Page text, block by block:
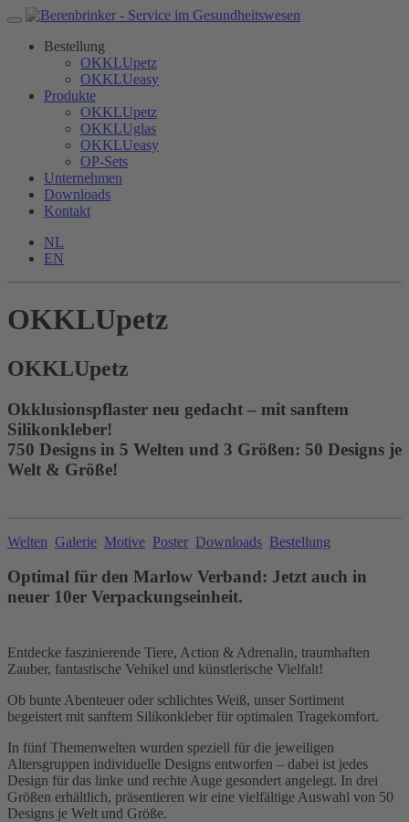
Bestellung
OKKLUpetz
OKKLUeasy
Produkte
OKKLUpetz
OKKLUglas
OKKLUeasy
OP-Sets
Unternehmen
Downloads
Kontakt
NL
EN
OKKLUpetz
OKKLUpetz
Okklusionspflaster neu gedacht – mit sanftem
Silikonkleber!
750 Designs in 5 Welten und 3 Größen: 50 Designs je
Welt & Größe!
Welten Galerie Motive Poster Downloads Bestellung
Optimal für den Marlow Verband: Jetzt auch in
neuer 10er Verpackungseinheit.
Entdecke faszinierende Tiere, Action & Adrenalin, traumhaften
Zauber, fantastische Vehikel und künstlerische Vielfalt!
Ob bunte Abenteuer oder schlichtes Weiß, unser Sortiment
begeistert mit sanftem Silikonkleber für optimalen Tragekomfort.
In fünf Themenwelten wurden speziell für die jeweiligen
Altersgruppen individuelle Designs entworfen – dabei ist jedes
Design für das linke und rechte Auge gesondert angelegt. In drei
Größen erhältlich, präsentieren wir eine vielfältige Auswahl von 50
Designs je Welt und Größe.